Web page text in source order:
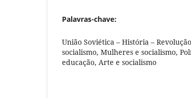
Palavras-chave:
União Soviética – História –
socialismo, Mulheres e socialismo,
educação, Arte e socialismo